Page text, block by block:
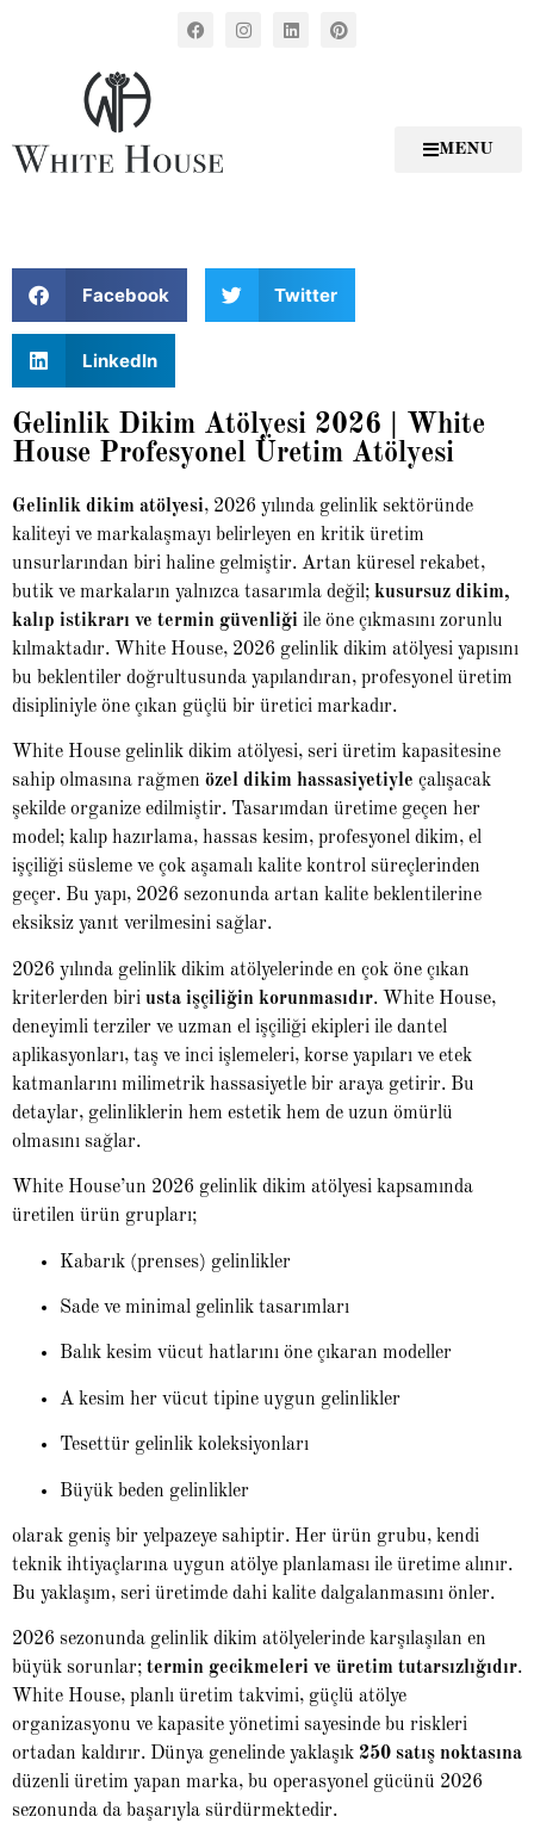
MENU
Facebook Twitter
LinkedIn
Gelinlik Dikim Atölyesi 2026 | White
House Profesyonel Üretim Atölyesi
Gelinlik dikim atölyesi, 2026 yılında gelinlik sektöründe
kaliteyi ve markalaşmayı belirleyen en kritik üretim
unsurlarından biri haline gelmiştir. Artan küresel rekabet,
butik ve markaların yalnızca tasarımla değil; kusursuz dikim,
kalıp istikrarı ve termin güvenliği ile öne çıkmasını zorunlu
kılmaktadır. White House, 2026 gelinlik dikim atölyesi yapısını
bu beklentiler doğrultusunda yapılandıran, profesyonel üretim
disipliniyle öne çıkan güçlü bir üretici markadır.
White House gelinlik dikim atölyesi, seri üretim kapasitesine
sahip olmasına rağmen özel dikim hassasiyetiyle çalışacak
şekilde organize edilmiştir. Tasarımdan üretime geçen her
model; kalıp hazırlama, hassas kesim, profesyonel dikim, el
işçiliği süsleme ve çok aşamalı kalite kontrol süreçlerinden
geçer. Bu yapı, 2026 sezonunda artan kalite beklentilerine
eksiksiz yanıt verilmesini sağlar.
2026 yılında gelinlik dikim atölyelerinde en çok öne çıkan
kriterlerden biri usta işçiliğin korunmasıdır. White House,
deneyimli terziler ve uzman el işçiliği ekipleri ile dantel
aplikasyonları, taş ve inci işlemeleri, korse yapıları ve etek
katmanlarını milimetrik hassasiyetle bir araya getirir. Bu
detaylar, gelinliklerin hem estetik hem de uzun ömürlü
olmasını sağlar.
White House’un 2026 gelinlik dikim atölyesi kapsamında
üretilen ürün grupları;
Kabarık (prenses) gelinlikler
Sade ve minimal gelinlik tasarımları
Balık kesim vücut hatlarını öne çıkaran modeller
A kesim her vücut tipine uygun gelinlikler
Tesettür gelinlik koleksiyonları
Büyük beden gelinlikler
olarak geniş bir yelpazeye sahiptir. Her ürün grubu, kendi
teknik ihtiyaçlarına uygun atölye planlaması ile üretime alınır.
Bu yaklaşım, seri üretimde dahi kalite dalgalanmasını önler.
2026 sezonunda gelinlik dikim atölyelerinde karşılaşılan en
büyük sorunlar; termin gecikmeleri ve üretim tutarsızlığıdır.
White House, planlı üretim takvimi, güçlü atölye
organizasyonu ve kapasite yönetimi sayesinde bu riskleri
ortadan kaldırır. Dünya genelinde yaklaşık 250 satış noktasına
düzenli üretim yapan marka, bu operasyonel gücünü 2026
sezonunda da başarıyla sürdürmektedir.